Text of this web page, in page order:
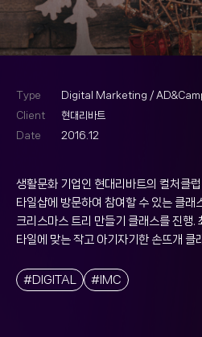
Type
Digital Marketing /
Client
현대리바트
Date
2016.12
생활문화 기업인 현대리바트의 컬처클
타일샵에 방문하여 참여할 수 있는 클래
크리스마스 트리 만들기 클래스를 진행.
타일에 맞는 작고 아기자기한 손뜨개 클
#DIGITAL #IMC